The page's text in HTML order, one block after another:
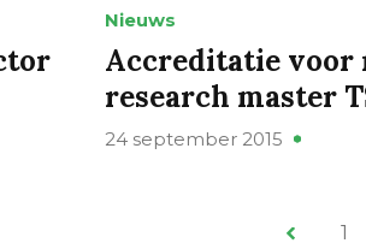
Nieuws
Accreditatie voor
research master
24 september 2015
1